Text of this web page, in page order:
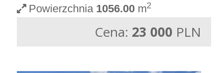
Powierzchnia 1056.00 m2
Cena: 23 000 PLN